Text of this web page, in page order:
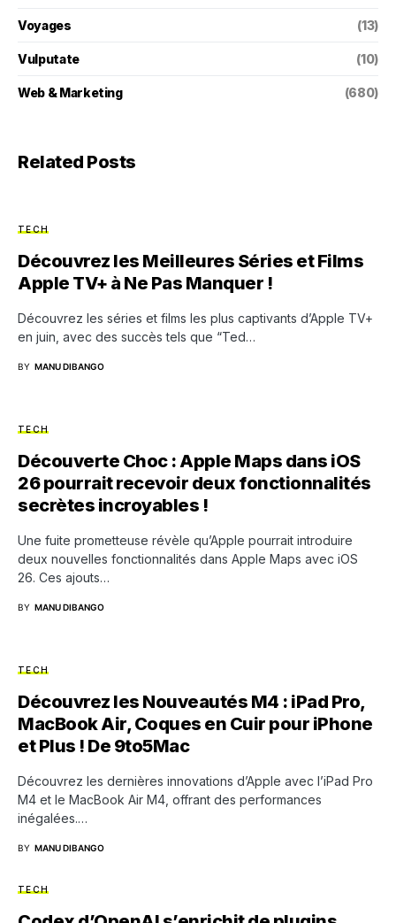
Voyages (13)
Vulputate (10)
Web & Marketing (680)
Related Posts
TECH
Découvrez les Meilleures Séries et Films
Apple TV+ à Ne Pas Manquer !
Découvrez les séries et films les plus captivants d’Apple TV+
en juin, avec des succès tels que “Ted…
BY MANU DIBANGO
TECH
Découverte Choc : Apple Maps dans iOS
26 pourrait recevoir deux fonctionnalités
secrètes incroyables !
Une fuite prometteuse révèle qu’Apple pourrait introduire
deux nouvelles fonctionnalités dans Apple Maps avec iOS
26. Ces ajouts…
BY MANU DIBANGO
TECH
Découvrez les Nouveautés M4 : iPad Pro,
MacBook Air, Coques en Cuir pour iPhone
et Plus ! De 9to5Mac
Découvrez les dernières innovations d’Apple avec l’iPad Pro
M4 et le MacBook Air M4, offrant des performances
inégalées.…
BY MANU DIBANGO
TECH